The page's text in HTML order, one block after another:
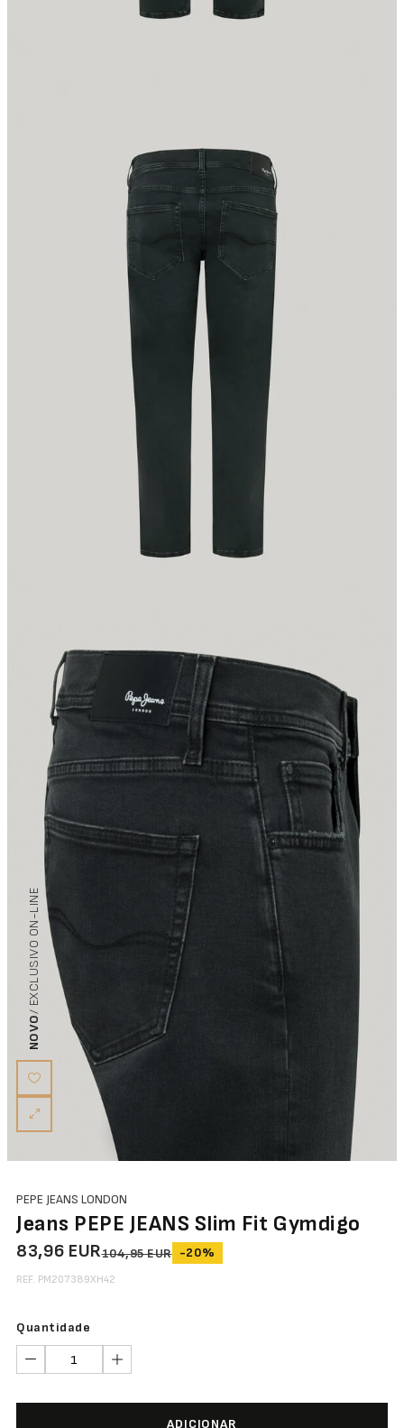
NOVO
/ EXCLUSIVO ON-LINE
PEPE JEANS LONDON
Jeans PEPE JEANS Slim Fit Gymdigo
83,96 EUR104,95 EUR -20%
REF. PM207389XH42
Quantidade
ADICIONAR